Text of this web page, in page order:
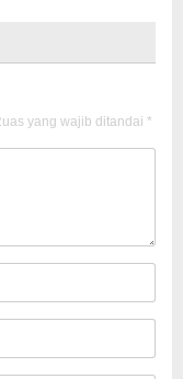
yang wajib ditandai *